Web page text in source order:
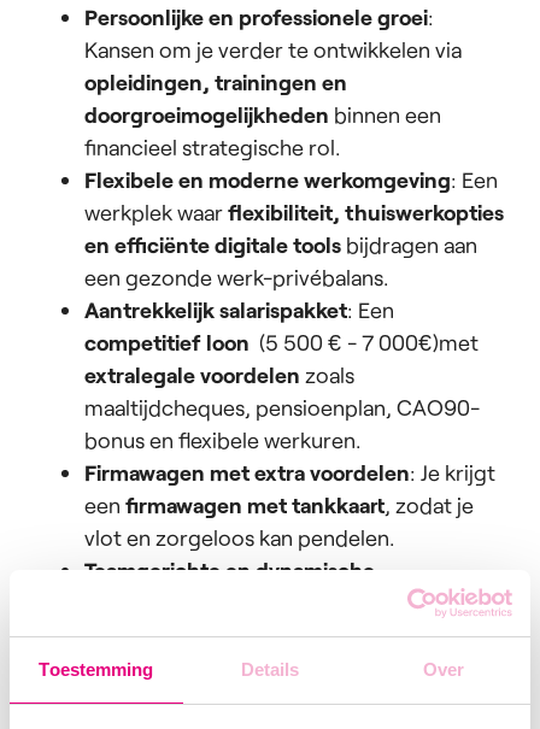
Toestemming Details Over
Persoonlijke en professionele groei:
Kansen om je verder te ontwikkelen via
opleidingen, trainingen en
doorgroeimogelijkheden binnen een
financieel strategische rol.
Flexibele en moderne werkomgeving: Een
werkplek waarflexibiliteit, thuiswerkopties
en efficiënte digitale tools bijdragen aan
een gezonde werk-privébalans.
Aantrekkelijk salarispakket: Een
competitief loon (5 500 € - 7 000€)met
extralegale voordelen zoals
maaltijdcheques, pensioenplan, CAO90-
bonus en flexibele werkuren.
Firmawagen met extra voordelen: Je krijgt
een firmawagen met tankkaart, zodat je
vlot en zorgeloos kan pendelen.
Teamgerichte en dynamische
: Je komt terecht in een
hecht team van professionals, met een
collegiale sfeer en tal van leuke
teamevents.